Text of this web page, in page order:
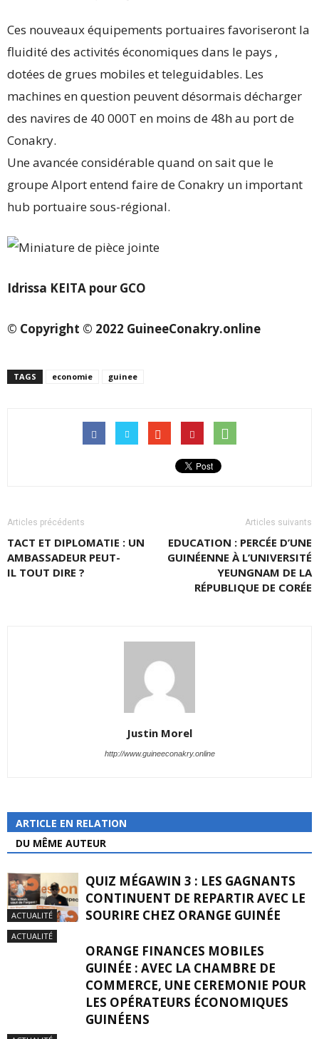
Ces nouveaux équipements portuaires favoriseront la
fluidité des activités économiques dans le pays ,
dotées de grues mobiles et teleguidables. Les
machines en question peuvent désormais décharger
des navires de 40 000T en moins de 48h au port de
Conakry.
Une avancée considérable quand on sait que le
groupe Alport entend faire de Conakry un important
hub portuaire sous-régional.
Idrissa KEITA pour GCO
© Copyright © 2022 GuineeConakry.online
TAGS economie guinee
Articles précédents
TACT ET DIPLOMATIE : UN
AMBASSADEUR PEUT-
IL TOUT DIRE ?
Articles suivants
EDUCATION : PERCÉE D’UNE
GUINÉENNE À L’UNIVERSITÉ
YEUNGNAM DE LA
RÉPUBLIQUE DE CORÉE
Justin Morel
http://www.guineeconakry.online
ARTICLE EN RELATION
DU MÊME AUTEUR
ACTUALITÉ
QUIZ MÉGAWIN 3 : LES GAGNANTS
CONTINUENT DE REPARTIR AVEC LE
SOURIRE CHEZ ORANGE GUINÉE
ACTUALITÉ
ORANGE FINANCES MOBILES
GUINÉE : AVEC LA CHAMBRE DE
COMMERCE, UNE CEREMONIE POUR
LES OPÉRATEURS ÉCONOMIQUES
GUINÉENS